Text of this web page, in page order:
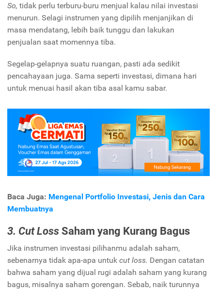
So, tidak perlu terburu-buru menjual kalau nilai investasi
menurun. Selagi instrumen yang dipilih menjanjikan di
masa mendatang, lebih baik tunggu dan lakukan
penjualan saat momennya tiba.
Segelap-gelapnya suatu ruangan, pasti ada sedikit
pencahayaan juga. Sama seperti investasi, dimana hari
untuk menuai hasil akan tiba asal kamu sabar.
Baca Juga: Mengenal Portfolio Investasi, Jenis dan Cara
Membuatnya
3. Cut LossSaham yang Kurang Bagus
Jika instrumen investasi pilihanmu adalah saham,
sebenarnya tidak apa-apa untuk cut loss. Dengan catatan
bahwa saham yang dijual rugi adalah saham yang kurang
bagus, misalnya saham gorengan. Sebab, naik turunnya